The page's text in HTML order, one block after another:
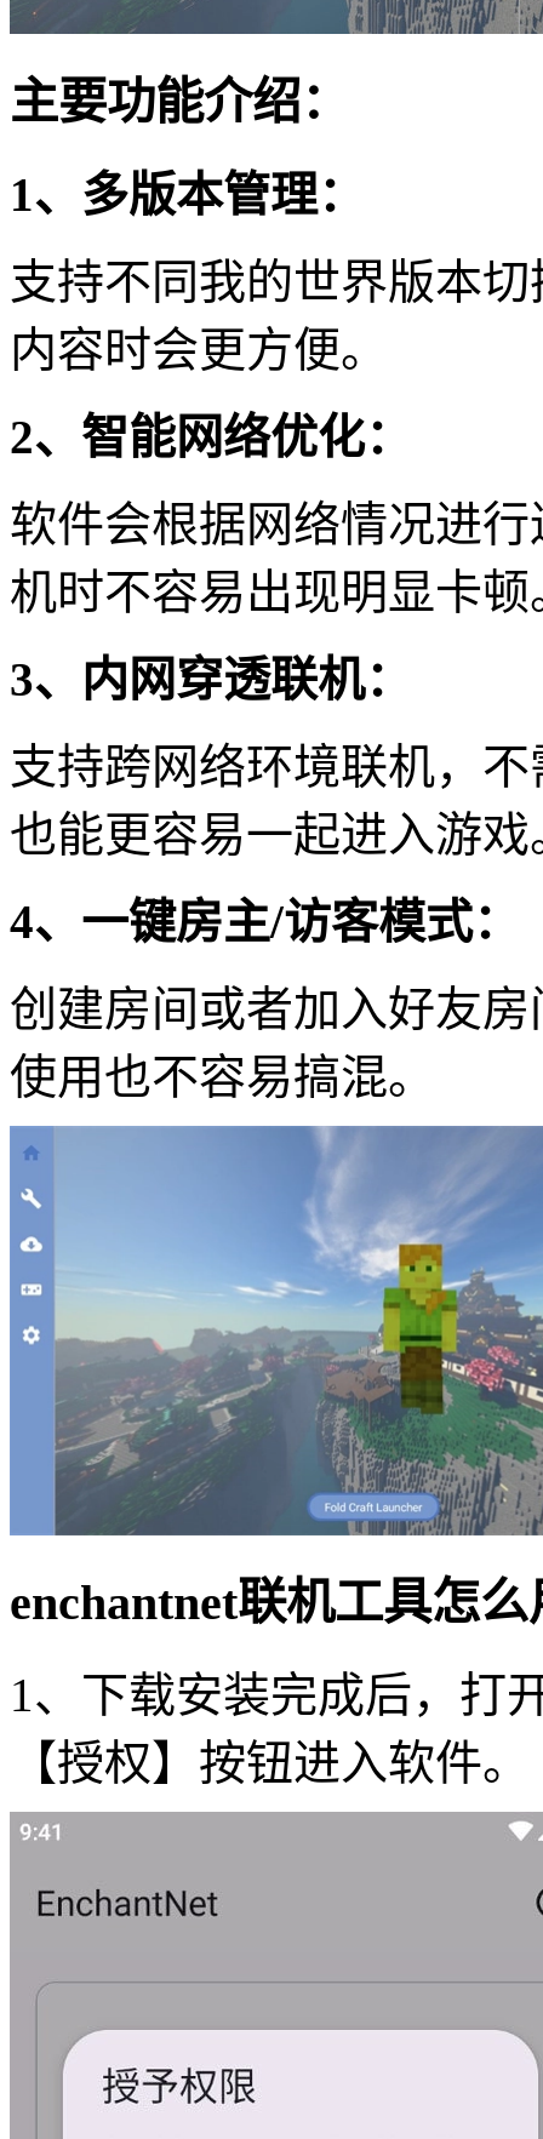
主要功能介绍：
1、多版本管理：
支持不同我的世界版本
内容时会更方便。
2、智能网络优化：
软件会根据网络情况进
机时不容易出现明显卡顿
3、内网穿透联机：
支持跨网络环境联机，
也能更容易一起进入游戏
4、一键房主/访客模式：
创建房间或者加入好友
使用也不容易搞混。
enchantnet联机工具怎么
1、下载安装完成后，打
【授权】按钮进入软件。